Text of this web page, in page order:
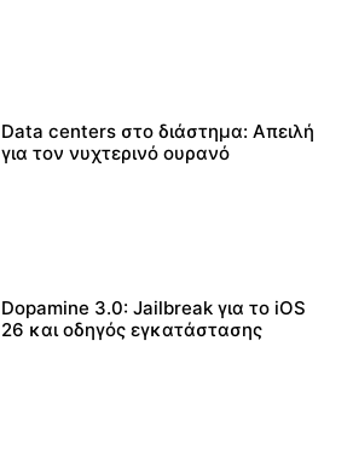
Data centers στο διάστημα: Απειλή
για τον νυχτερινό ουρανό
Dopamine 3.0: Jailbreak για το iOS
26 και οδηγός εγκατάστασης